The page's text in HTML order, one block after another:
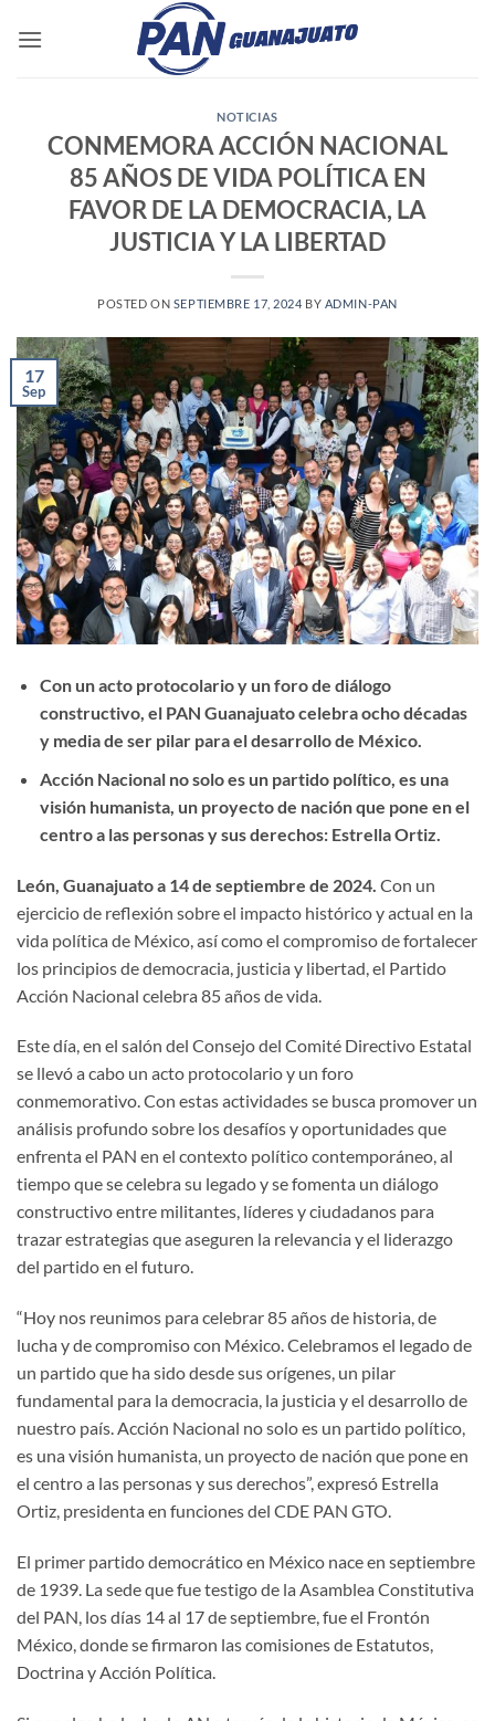
NOTICIAS
CONMEMORA ACCIÓN NACIONAL
85 AÑOS DE VIDA POLÍTICA EN
FAVOR DE LA DEMOCRACIA, LA
JUSTICIA Y LA LIBERTAD
POSTED ON SEPTIEMBRE 17, 2024 BY ADMIN-PAN
17
Sep
Con un acto protocolario y un foro de diálogo
constructivo, el PAN Guanajuato celebra ocho décadas
y media de ser pilar para el desarrollo de México.
Acción Nacional no solo es un partido político, es una
visión humanista, un proyecto de nación que pone en el
centro a las personas y sus derechos: Estrella Ortiz.
León, Guanajuato a 14 de septiembre de 2024. Con un
ejercicio de reflexión sobre el impacto histórico y actual en la
vida política de México, así como el compromiso de fortalecer
los principios de democracia, justicia y libertad, el Partido
Acción Nacional celebra 85 años de vida.
Este día, en el salón del Consejo del Comité Directivo Estatal
se llevó a cabo un acto protocolario y un foro
conmemorativo. Con estas actividades se busca promover un
análisis profundo sobre los desafíos y oportunidades que
enfrenta el PAN en el contexto político contemporáneo, al
tiempo que se celebra su legado y se fomenta un diálogo
constructivo entre militantes, líderes y ciudadanos para
trazar estrategias que aseguren la relevancia y el liderazgo
del partido en el futuro.
“Hoy nos reunimos para celebrar 85 años de historia, de
lucha y de compromiso con México. Celebramos el legado de
un partido que ha sido desde sus orígenes, un pilar
fundamental para la democracia, la justicia y el desarrollo de
nuestro país. Acción Nacional no solo es un partido político,
es una visión humanista, un proyecto de nación que pone en
el centro a las personas y sus derechos”, expresó Estrella
Ortiz, presidenta en funciones del CDE PAN GTO.
El primer partido democrático en México nace en septiembre
de 1939. La sede que fue testigo de la Asamblea Constitutiva
del PAN, los días 14 al 17 de septiembre, fue el Frontón
México, donde se firmaron las comisiones de Estatutos,
Doctrina y Acción Política.